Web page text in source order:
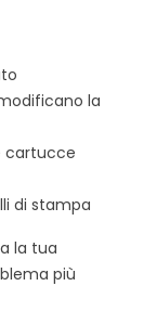
la
cartucce
di stampa
la tua
più